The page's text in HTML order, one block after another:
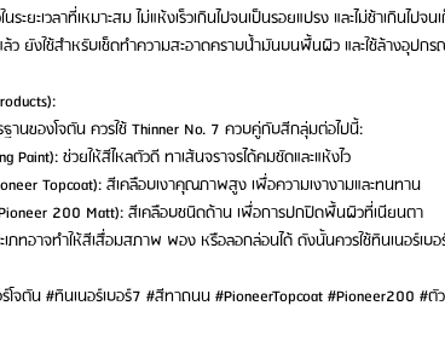
ยะเวลาที่เหมาะสม ไม่แห้งเร็วเกินไปจนเป็นรอยแปรง และไม่ช้าเกินไปจ
ยังใช้สำหรับเช็ดทำความสะอาดคราบน้ำมันบนพื้นผิว และใช้ล้างอุปก
นของโจตัน ควรใช้ Thinner No. 7 ควบคู่กับสีกลุ่มต่อไปนี้:
Paint): ช่วยให้สีไหลตัวดี ทาเส้นจราจรได้คมชัดและแห้งไว
Topcoat): สีเคลือบเงาคุณภาพสูง เพื่อความเงางามและทนทาน
200 Matt): สีเคลือบชนิดด้าน เพื่อการปกปิดพื้นผิวที่เนียนตา
เภทอาจทำให้สีเสื่อมสภาพ พอง หรือลอกล่อนได้ ดังนั้นควรใช้ทินเนอร์เบ
โจตัน #ทินเนอร์เบอร์7 #สีทาถนน #PioneerTopcoat #Pioneer200 #ตั